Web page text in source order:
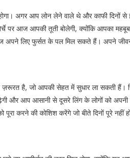
अगर आप लोन लेने वाले थे और काफी
पर आज आपकी तूती बोलेगी, क्योंकि आपका
अपने लिए फुर्सत के पल मिल सकते हैं। अपने
है, जो आपकी सेहत में सुधार ला सकती हैं।
और आप आसानी से दूसरे लिंग के लोगों को अपनी
करने की कोशिश करेंगे जो बीते दिनों पूरे नहीं